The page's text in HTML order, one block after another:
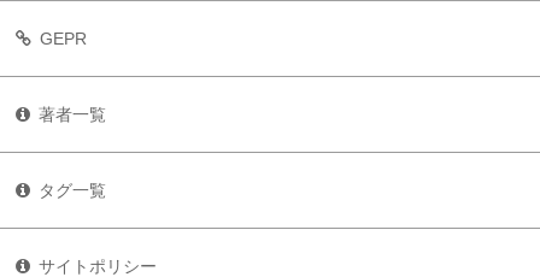
GEPR
著者一覧
タグ一覧
サイトポリシー